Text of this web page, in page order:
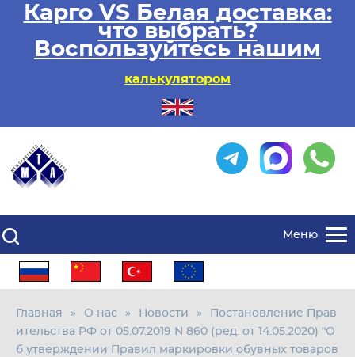
Карго VS Белая доставка:
что выбрать?
Воспользуйтесь нашим
калькулятором
Меню
Главная О нас Новости
Постановление Прав
ительства РФ от 05.07.2019 N 860 (ред. от 14.05.2020) "О
б утверждении Правил маркировки обувных товаров